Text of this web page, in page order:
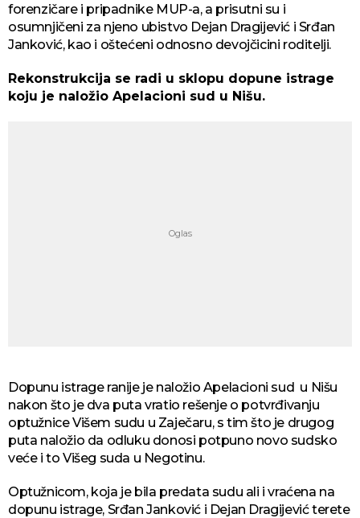
forenzičare i pripadnike MUP-a, a prisutni su i
osumnjičeni za njeno ubistvo Dejan Dragijević i Srđan
Janković, kao i oštećeni odnosno devojčicini roditelji.
Rekonstrukcija se radi u sklopu dopune istrage
koju je naložio Apelacioni sud u Nišu.
Dopunu istrage ranije je naložio Apelacioni sud u Nišu
nakon što je dva puta vratio rešenje o potvrđivanju
optužnice Višem sudu u Zaječaru, s tim što je drugog
puta naložio da odluku donosi potpuno novo sudsko
veće i to Višeg suda u Negotinu.
Optužnicom, koja je bila predata sudu ali i vraćena na
dopunu istrage, Srđan Janković i Dejan Dragijević terete